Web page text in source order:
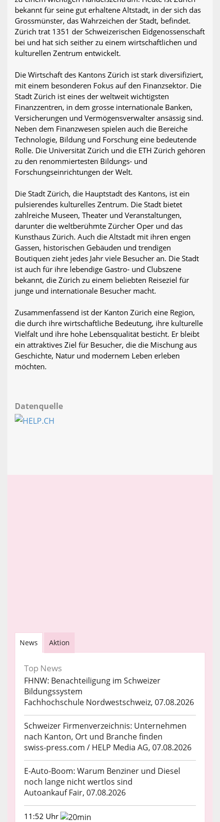
bekannt für seine gut erhaltene Altstadt, in der sich das
Grossmünster, das Wahrzeichen der Stadt, befindet.
Zürich trat 1351 der Schweizerischen Eidgenossenschaft
bei und hat sich seither zu einem wirtschaftlichen und
kulturellen Zentrum entwickelt.
Die Wirtschaft des Kantons Zürich ist stark diversifiziert,
mit einem besonderen Fokus auf den Finanzsektor. Die
Stadt Zürich ist eines der weltweit wichtigsten
Finanzzentren, in dem grosse internationale Banken,
Versicherungen und Vermögensverwalter ansässig sind.
Neben dem Finanzwesen spielen auch die Bereiche
Technologie, Bildung und Forschung eine bedeutende
Rolle. Die Universität Zürich und die ETH Zürich gehören
zu den renommiertesten Bildungs- und
Forschungseinrichtungen der Welt.
Die Stadt Zürich, die Hauptstadt des Kantons, ist ein
pulsierendes kulturelles Zentrum. Die Stadt bietet
zahlreiche Museen, Theater und Veranstaltungen,
darunter die weltberühmte Zürcher Oper und das
Kunsthaus Zürich. Auch die Altstadt mit ihren engen
Gassen, historischen Gebäuden und trendigen
Boutiquen zieht jedes Jahr viele Besucher an. Die Stadt
ist auch für ihre lebendige Gastro- und Clubszene
bekannt, die Zürich zu einem beliebten Reiseziel für
junge und internationale Besucher macht.
Zusammenfassend ist der Kanton Zürich eine Region,
die durch ihre wirtschaftliche Bedeutung, ihre kulturelle
Vielfalt und ihre hohe Lebensqualität besticht. Er bleibt
ein attraktives Ziel für Besucher, die die Mischung aus
Geschichte, Natur und modernem Leben erleben
möchten.
Datenquelle
News Aktion
Top News
FHNW: Benachteiligung im Schweizer
Bildungssystem
Fachhochschule Nordwestschweiz, 07.08.2026
Schweizer Firmenverzeichnis: Unternehmen
nach Kanton, Ort und Branche finden
swiss-press.com / HELP Media AG, 07.08.2026
E-Auto-Boom: Warum Benziner und Diesel
noch lange nicht wertlos sind
Autoankauf Fair, 07.08.2026
11:52 Uhr